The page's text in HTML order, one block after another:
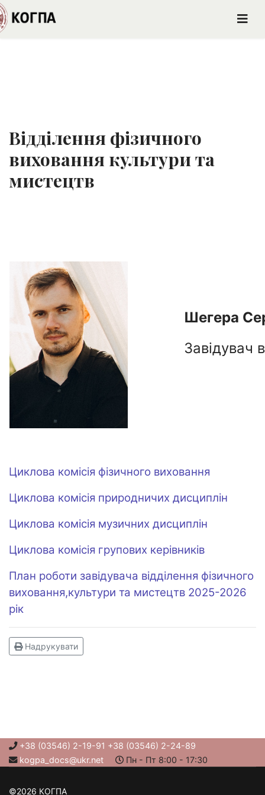
Відділення фізичного
виховання культури та
мистецтв
Шегера
Завідувач
Циклова комісія фізичного виховання
Циклова комісія природничих дисциплін
Циклова комісія музичних дисциплін
Циклова комісія групових керівників
План роботи завідувача відділення фізичного
виховання,культури та мистецтв 2025-2026
рік
Надрукувати
+38 (03546) 2-19-91 +38 (03546) 2-24-89
kogpa_docs@ukr.net
Пн - Пт 8:00 - 17:30
©2026 КОГПА